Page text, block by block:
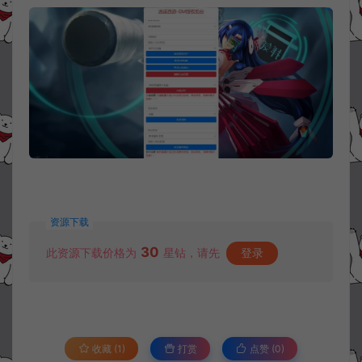
资源下载
此资源下载价格为 30 星钻，请先 登录
收藏 (1) 打赏 点赞 (0)